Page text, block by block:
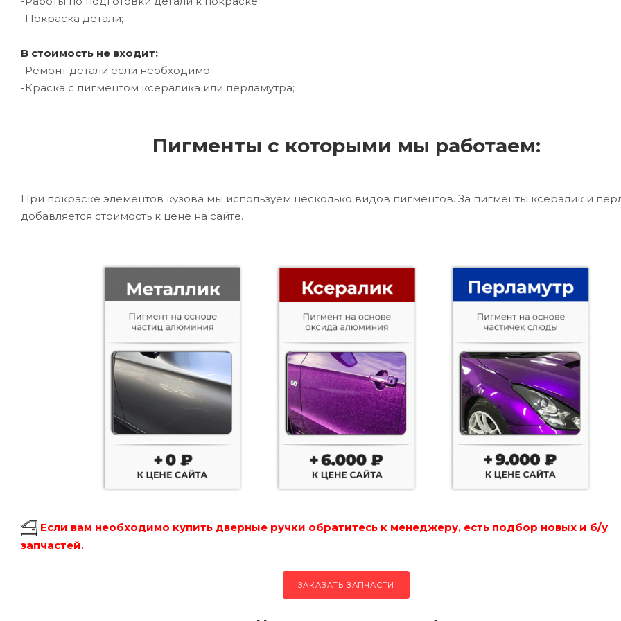
-Покраска детали;
В стоимость не входит:
-Ремонт детали если необходимо;
-Краска с пигментом ксералика или перламутра;
Пигменты с которыми мы работаем:
При покраске элементов кузова мы используем несколько видов пигментов. За пигменты ксералик и
добавляется стоимость к цене на сайте.
Если вам необходимо купить дверные ручки обратитесь к менеджеру, есть подбор новых и б/у
запчастей.
ЗАКАЗАТЬ ЗАПЧАСТИ